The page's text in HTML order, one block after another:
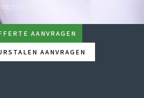
en duurzaamheid.
AANVRAGEN
AANVRAGEN